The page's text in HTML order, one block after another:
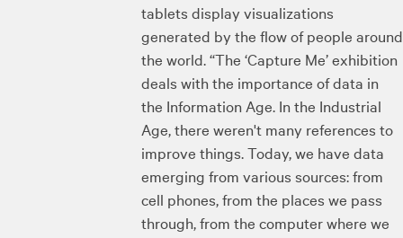
tablets display visualizations
generated by the flow of people around
the world. “The ‘Capture Me’ exhibition
deals with the importance of data in
the Information Age. In the Industrial
Age, there weren't many references to
improve things. Today, we have data
emerging from various sources: from
cell phones, from the places we pass
through, from the computer where we